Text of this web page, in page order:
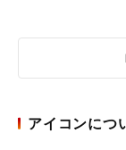
アイコンにつ